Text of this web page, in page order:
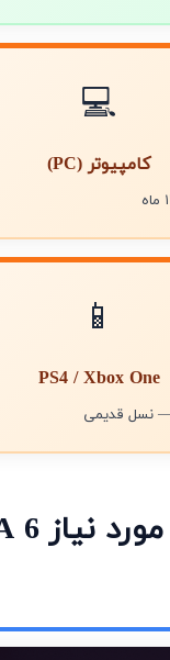
💻
کامپیوتر (PC)
📱
PS4 / Xbox One
نسل قدیمی